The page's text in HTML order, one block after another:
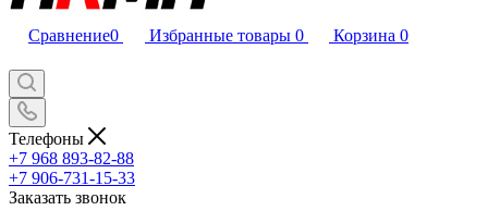
Сравнение0 Избранные товары 0 Корзина 0
Телефоны
+7 968 893-82-88
+7 906-731-15-33
Заказать звонок